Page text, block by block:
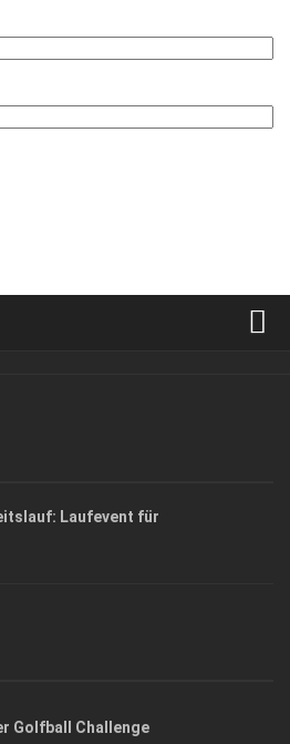
Laufevent für
Golfball Challenge